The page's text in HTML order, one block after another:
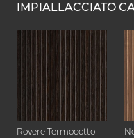
IMPIALLACCIATO
Rovere Termocotto